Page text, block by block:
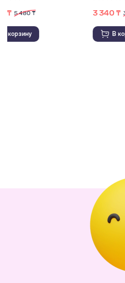
3 340 ₸
В корзину
1